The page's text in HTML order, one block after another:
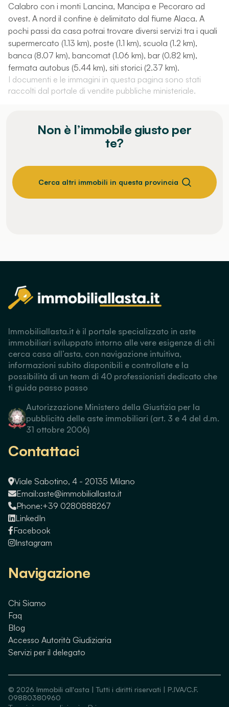
Calabro con i monti Lancina, Mancipa e Pecoraro ad
ovest. A nord il confine è delimitato dal fiume Alaca. A
pochi passi da casa potrai trovare diversi servizi tra i quali
supermercato (1.13 km), poste (1.1 km), scuola (1.2 km),
banca (8.07 km), bancomat (1.06 km), bar (0.82 km),
fermata autobus (5.44 km), siti storici (2.37 km).
I documenti e le immagini in questa pagina sono stati
raccolti dal portale di vendite pubbliche ministeriale.
Non è l’immobile giusto per
te?
Cerca altri immobili in questa provincia
Immobiliallasta.it è il portale specializzato in aste
immobiliari sviluppato intorno alle vere esigenze di chi
cerca casa all’asta, con navigazione intuitiva,
informazioni subito disponibili e controllate e la
possibilità di un team di 40 professionisti dedicato che
ti guida passo passo
Autorizzazione Ministero della Giustizia per la
pubblicità delle aste immobiliari (art. 3 e 4 del d.m.
31 ottobre 2006)
Contattaci
Viale Sabotino, 4 - 20135 Milano
Email:aste@immobiliallasta.it
Phone:+39 0280888267
LinkedIn
Facebook
Instagram
Navigazione
Chi Siamo
Faq
Blog
Accesso Autorità Giudiziaria
Servizi per il delegato
© 2026 Immobili all'asta | Tutti i diritti riservati | P.IVA/C.F.
09880380960